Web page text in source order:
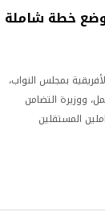
خطة شاملة
بمجلس النواب،
ووزيرة التضامن
المستقلين